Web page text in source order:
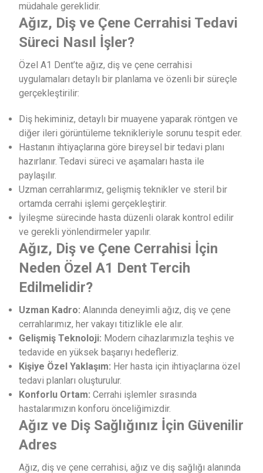
müdahale gereklidir.
Ağız, Diş ve Çene Cerrahisi Tedavi
Süreci Nasıl İşler?
Özel A1 Dent’te ağız, diş ve çene cerrahisi
uygulamaları detaylı bir planlama ve özenli bir süreçle
gerçekleştirilir:
Diş hekiminiz, detaylı bir muayene yaparak röntgen ve
diğer ileri görüntüleme teknikleriyle sorunu tespit eder.
Hastanın ihtiyaçlarına göre bireysel bir tedavi planı
hazırlanır. Tedavi süreci ve aşamaları hasta ile
paylaşılır.
Uzman cerrahlarımız, gelişmiş teknikler ve steril bir
ortamda cerrahi işlemi gerçekleştirir.
İyileşme sürecinde hasta düzenli olarak kontrol edilir
ve gerekli yönlendirmeler yapılır.
Ağız, Diş ve Çene Cerrahisi İçin
Neden Özel A1 Dent Tercih
Edilmelidir?
Uzman Kadro: Alanında deneyimli ağız, diş ve çene
cerrahlarımız, her vakayı titizlikle ele alır.
Gelişmiş Teknoloji: Modern cihazlarımızla teşhis ve
tedavide en yüksek başarıyı hedefleriz.
Kişiye Özel Yaklaşım: Her hasta için ihtiyaçlarına özel
tedavi planları oluşturulur.
Konforlu Ortam: Cerrahi işlemler sırasında
hastalarımızın konforu önceliğimizdir.
Ağız ve Diş Sağlığınız İçin Güvenilir
Adres
Ağız, diş ve çene cerrahisi, ağız ve diş sağlığı alanında